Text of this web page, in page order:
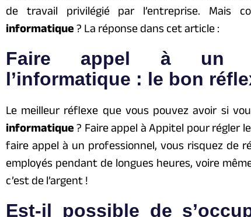
de travail privilégié par l’entreprise. Mais
informatique ? La réponse dans cet article :
Faire appel à un
l’informatique : le bon
Le meilleur réflexe que vous pouvez avoir si
informatique ? Faire appel à Appitel pour régler
faire appel à un professionnel, vous risquez de
employés pendant de longues heures, voire
c’est de l’argent !
Est-il possible de